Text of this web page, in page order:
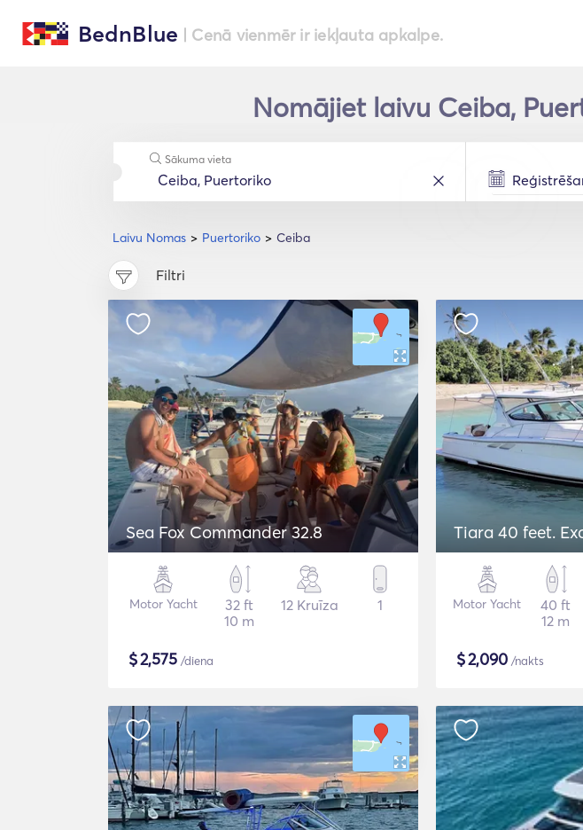
BednBlue | Cenā vienmēr ir iekļauta apkalpe.
Nomājiet laivu Ceiba,
Laivu Nomas Puertoriko Ceiba
Sākuma vieta
Filtri
Sea Fox Commander 32.8
Motor Yacht
32 ft
10 m
12 Kruīza 1
$2,575 /diena
Tiara 40 feet.
Motor Yacht
40 ft
12 m
$2,090 /nakts